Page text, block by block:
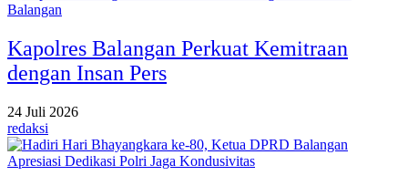
Balangan
Kapolres Balangan Perkuat Kemitraan
dengan Insan Pers
24 Juli 2026
redaksi